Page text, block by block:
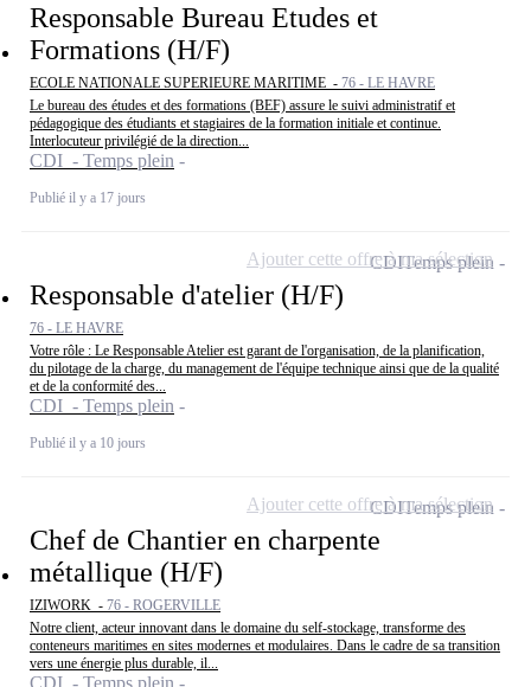
Responsable Bureau Etudes et
Formations (H/F)
ECOLE NATIONALE SUPERIEURE MARITIME - 76 - LE HAVRE
Le bureau des études et des formations (BEF) assure le suivi administratif et
pédagogique des étudiants et stagiaires de la formation initiale et continue.
Interlocuteur privilégié de la direction...
CDI - Temps plein
Publié il y a 17 jours
Responsable d'atelier (H/F)
76 - LE HAVRE
Votre rôle : Le Responsable Atelier est garant de l'organisation, de la planification,
du pilotage de la charge, du management de l'équipe technique ainsi que de la qualité
et de la conformité des...
CDI - Temps plein
Publié il y a 10 jours
CDITemps plein
Ajouter cette offre à ma sélection
Chef de Chantier en charpente
métallique (H/F)
IZIWORK - 76 - ROGERVILLE
Notre client, acteur innovant dans le domaine du self-stockage, transforme des
conteneurs maritimes en sites modernes et modulaires. Dans le cadre de sa transition
vers une énergie plus durable, il...
CDI - Temps plein
CDITemps plein
Ajouter cette offre à ma sélection